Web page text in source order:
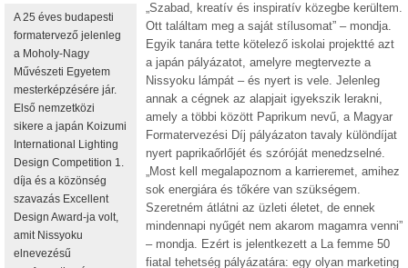
A 25 éves budapesti
formatervező jelenleg
a Moholy-Nagy
Művészeti Egyetem
mesterképzésére jár.
Első nemzetközi
sikere a japán Koizumi
International Lighting
Design Competition 1.
díja és a közönség
szavazás Excellent
Design Award-ja volt,
amit Nissyoku
elnevezésű
„Szabad, kreatív és inspiratív közegbe kerültem.
Ott találtam meg a saját stílusomat” – mondja.
Egyik tanára tette kötelező iskolai projektté azt
a japán pályázatot, amelyre megtervezte a
Nissyoku lámpát – és nyert is vele. Jelenleg
annak a cégnek az alapjait igyekszik lerakni,
amely a többi között Paprikum nevű, a Magyar
Formatervezési Díj pályázaton tavaly különdíjat
nyert paprikaőrlőjét és szóróját menedzselné.
„Most kell megalapoznom a karrieremet, amihez
sok energiára és tőkére van szükségem.
Szeretném átlátni az üzleti életet, de ennek
mindennapi nyűgét nem akarom magamra venni”
– mondja. Ezért is jelentkezett a La femme 50
fiatal tehetség pályázatára: egy olyan marketing